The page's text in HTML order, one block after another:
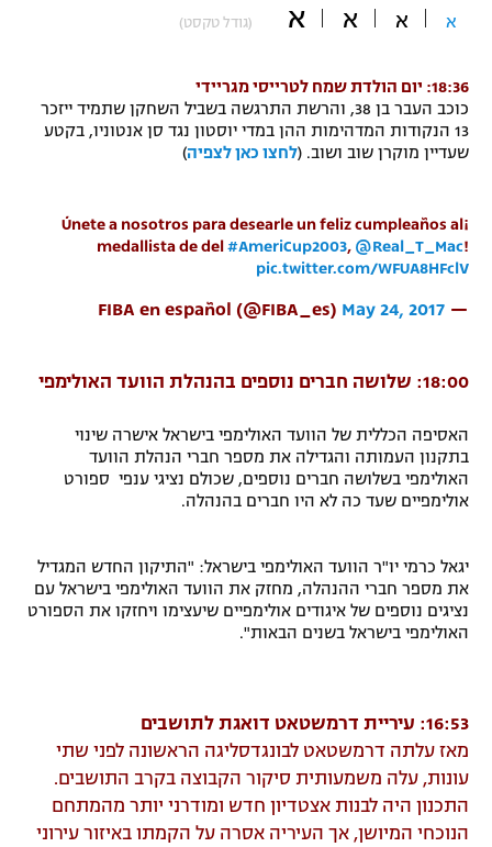
"מחצית בשכונה" – פודקאסט
משתתפים וזוכים בפרסים
תקנון עבור פעילות אלקטרה
תקנון עבור פעילות ספורט 1 – "מרלן"
גיימינג E-Sports
תקנון פעילות ספורט 1
הצטרפות לחבילת הערוצים
לוח דרושים – ג'ובנט
המגזין
ספורט מוטורי
כדורמים
בייסבול MLB
ספורט אתגרי ואקסטרים
א א א א (גודל טקסט)
18:36: יום הולדת שמח לטרייסי מגריידי
כוכב העבר בן 38, והרשת התרגשה בשביל השחקן שתמיד ייזכר
13 הנקודות המדהימות ההן במדי יוסטון נגד סן אנטוניו, בקטע
שעדיין מוקרן שוב ושוב. (לחצו כאן לצפיה)
¡Únete a nosotros para desearle un feliz cumpleaños al
medallista de del #AmeriCup2003, @Real_T_Mac!
pic.twitter.com/WFUA8HFclV
— FIBA en español (@FIBA_es)
May 24, 2017
18:00: שלושה חברים נוספים בהנהלת הוועד האולימפי
האסיפה הכללית של הוועד האולימפי בישראל אישרה שינוי
בתקנון העמותה והגדילה את מספר חברי הנהלת הוועד
האולימפי בשלושה חברים נוספים, שכולם נציגי ענפי ספורט
אולימפיים שעד כה לא היו חברים בהנהלה.
יגאל כרמי יו"ר הוועד האולימפי בישראל: "התיקון החדש המגדיל
את מספר חברי ההנהלה, מחזק את הוועד האולימפי בישראל עם
נציגים נוספים של איגודים אולימפיים שיעצימו ויחזקו את הספורט
האולימפי בישראל בשנים הבאות".
16:53: עיריית דרמשטאט דואגת לתושבים
מאז עלתה דרמשטאט לבונגדסליגה הראשונה לפני שתי
עונות, עלה משמעותית סיקור הקבוצה בקרב התושבים.
התכנון היה לבנות אצטדיון חדש ומודרני יותר מהמתחם
הנוכחי המיושן, אך העיריה אסרה על הקמתו באיזור עירוני